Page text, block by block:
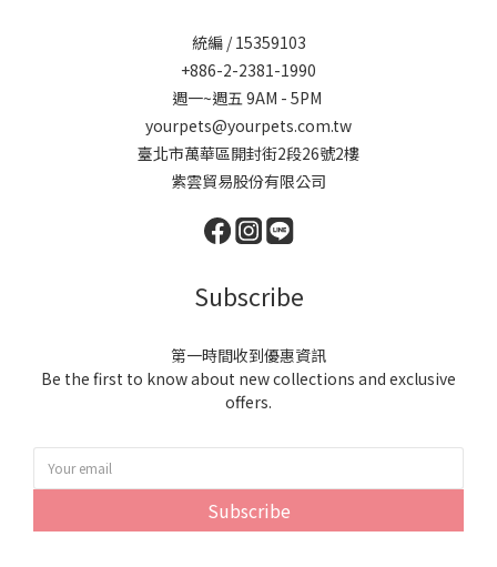
統編 / 15359103
+886-2-2381-1990
週一~週五 9AM - 5PM
yourpets@yourpets.com.tw
臺北市萬華區開封街2段26號2樓
紫雲貿易股份有限公司
Subscribe
第一時間收到優惠資訊
Be the first to know about new collections and exclusive
offers.
Subscribe